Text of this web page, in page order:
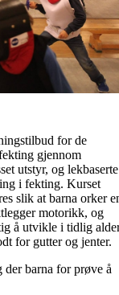
for de
gjennom
utstyr, og lekbaserte
i fekting. Kurset
slik at barna orker
motorikk, og
å utvikle i tidlig
for gutter og jenter.
der barna for prøve å